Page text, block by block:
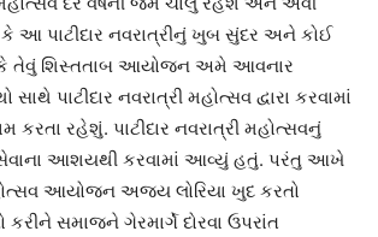
આ પાટીદાર નવરાત્રીનું ખુબ સુંદર અને કોઈ
તેવું શિસ્તતાબ આયોજન અમે આવનાર
પાટીદાર નવરાત્રી મહોત્સવ દ્વારા કરવામાં
કરતા રહેશું. પાટીદાર નવરાત્રી મહોત્સવનું
આશયથી કરવામાં આવ્યું હતું. પરંતુ આખે
આયોજન અજય લોરિયા ખુદ કરતો
કરીને સમાજને ગેરમાર્ગે દોરવા ઉપરાંત